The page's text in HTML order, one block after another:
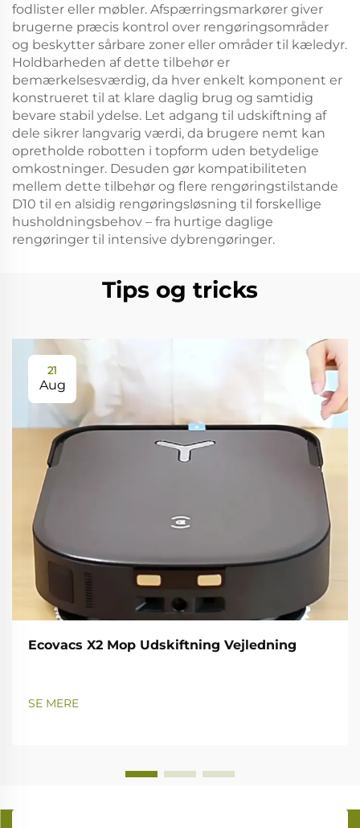
fodlister eller møbler. Afspærringsmarkører giver
brugerne præcis kontrol over rengøringsområder
og beskytter sårbare zoner eller områder til kæledyr.
Holdbarheden af dette tilbehør er
bemærkelsesværdig, da hver enkelt komponent er
konstrueret til at klare daglig brug og samtidig
bevare stabil ydelse. Let adgang til udskiftning af
dele sikrer langvarig værdi, da brugere nemt kan
opretholde robotten i topform uden betydelige
omkostninger. Desuden gør kompatibiliteten
mellem dette tilbehør og flere rengøringstilstande
D10 til en alsidig rengøringsløsning til forskellige
husholdningsbehov – fra hurtige daglige
rengøringer til intensive dybrengøringer.
Tips og tricks
21
Aug
Ecovacs X2 Mop Udskiftning Vejledning
SE MERE